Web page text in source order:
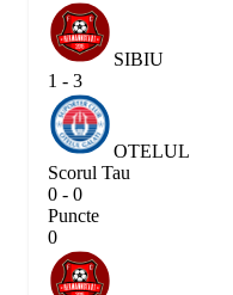
SIBIU
1 - 3
OTELUL
Scorul Tau
0 - 0
Puncte
0